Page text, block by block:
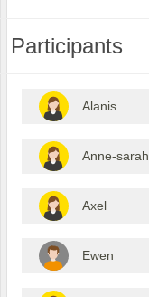
Participants
Alanis
Anne-sarah
Axel
Ewen